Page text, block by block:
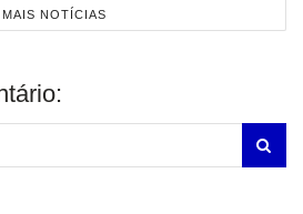
MAIS NOTÍCIAS